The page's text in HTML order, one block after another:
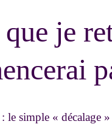
je
le simple « décalage